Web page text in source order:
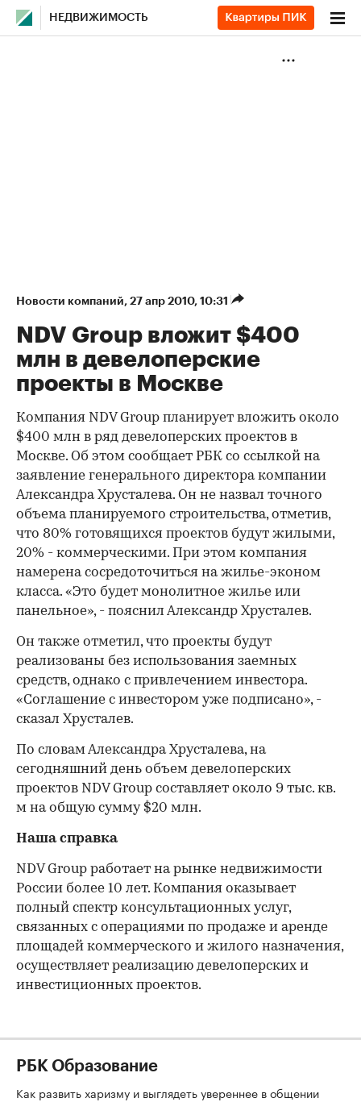
НЕДВИЖИМОСТЬ
Новости компаний⁠, 27 апр 2010, 10:31
NDV Group вложит $400
млн в девелоперские
проекты в Москве
Компания NDV Group планирует вложить около
$400 млн в ряд девелоперских проектов в
Москве. Об этом сообщает РБК со ссылкой на
заявление генерального директора компании
Александра Хрусталева. Он не назвал точного
объема планируемого строительства, отметив,
что 80% готовящихся проектов будут жилыми,
20% - коммерческими. При этом компания
намерена сосредоточиться на жилье-эконом
класса. «Это будет монолитное жилье или
панельное», - пояснил Александр Хрусталев.
Он также отметил, что проекты будут
реализованы без использования заемных
средств, однако с привлечением инвестора.
«Соглашение с инвестором уже подписано», -
сказал Хрусталев.
По словам Александра Хрусталева, на
сегодняшний день объем девелоперских
проектов NDV Group составляет около 9 тыс. кв.
м на общую сумму $20 млн.
Наша справка
NDV Group работает на рынке недвижимости
России более 10 лет. Компания оказывает
полный спектр консультационных услуг,
связанных с операциями по продаже и аренде
площадей коммерческого и жилого назначения,
осуществляет реализацию девелоперских и
инвестиционных проектов.
РБК Образование
Как развить харизму и выглядеть увереннее в общении